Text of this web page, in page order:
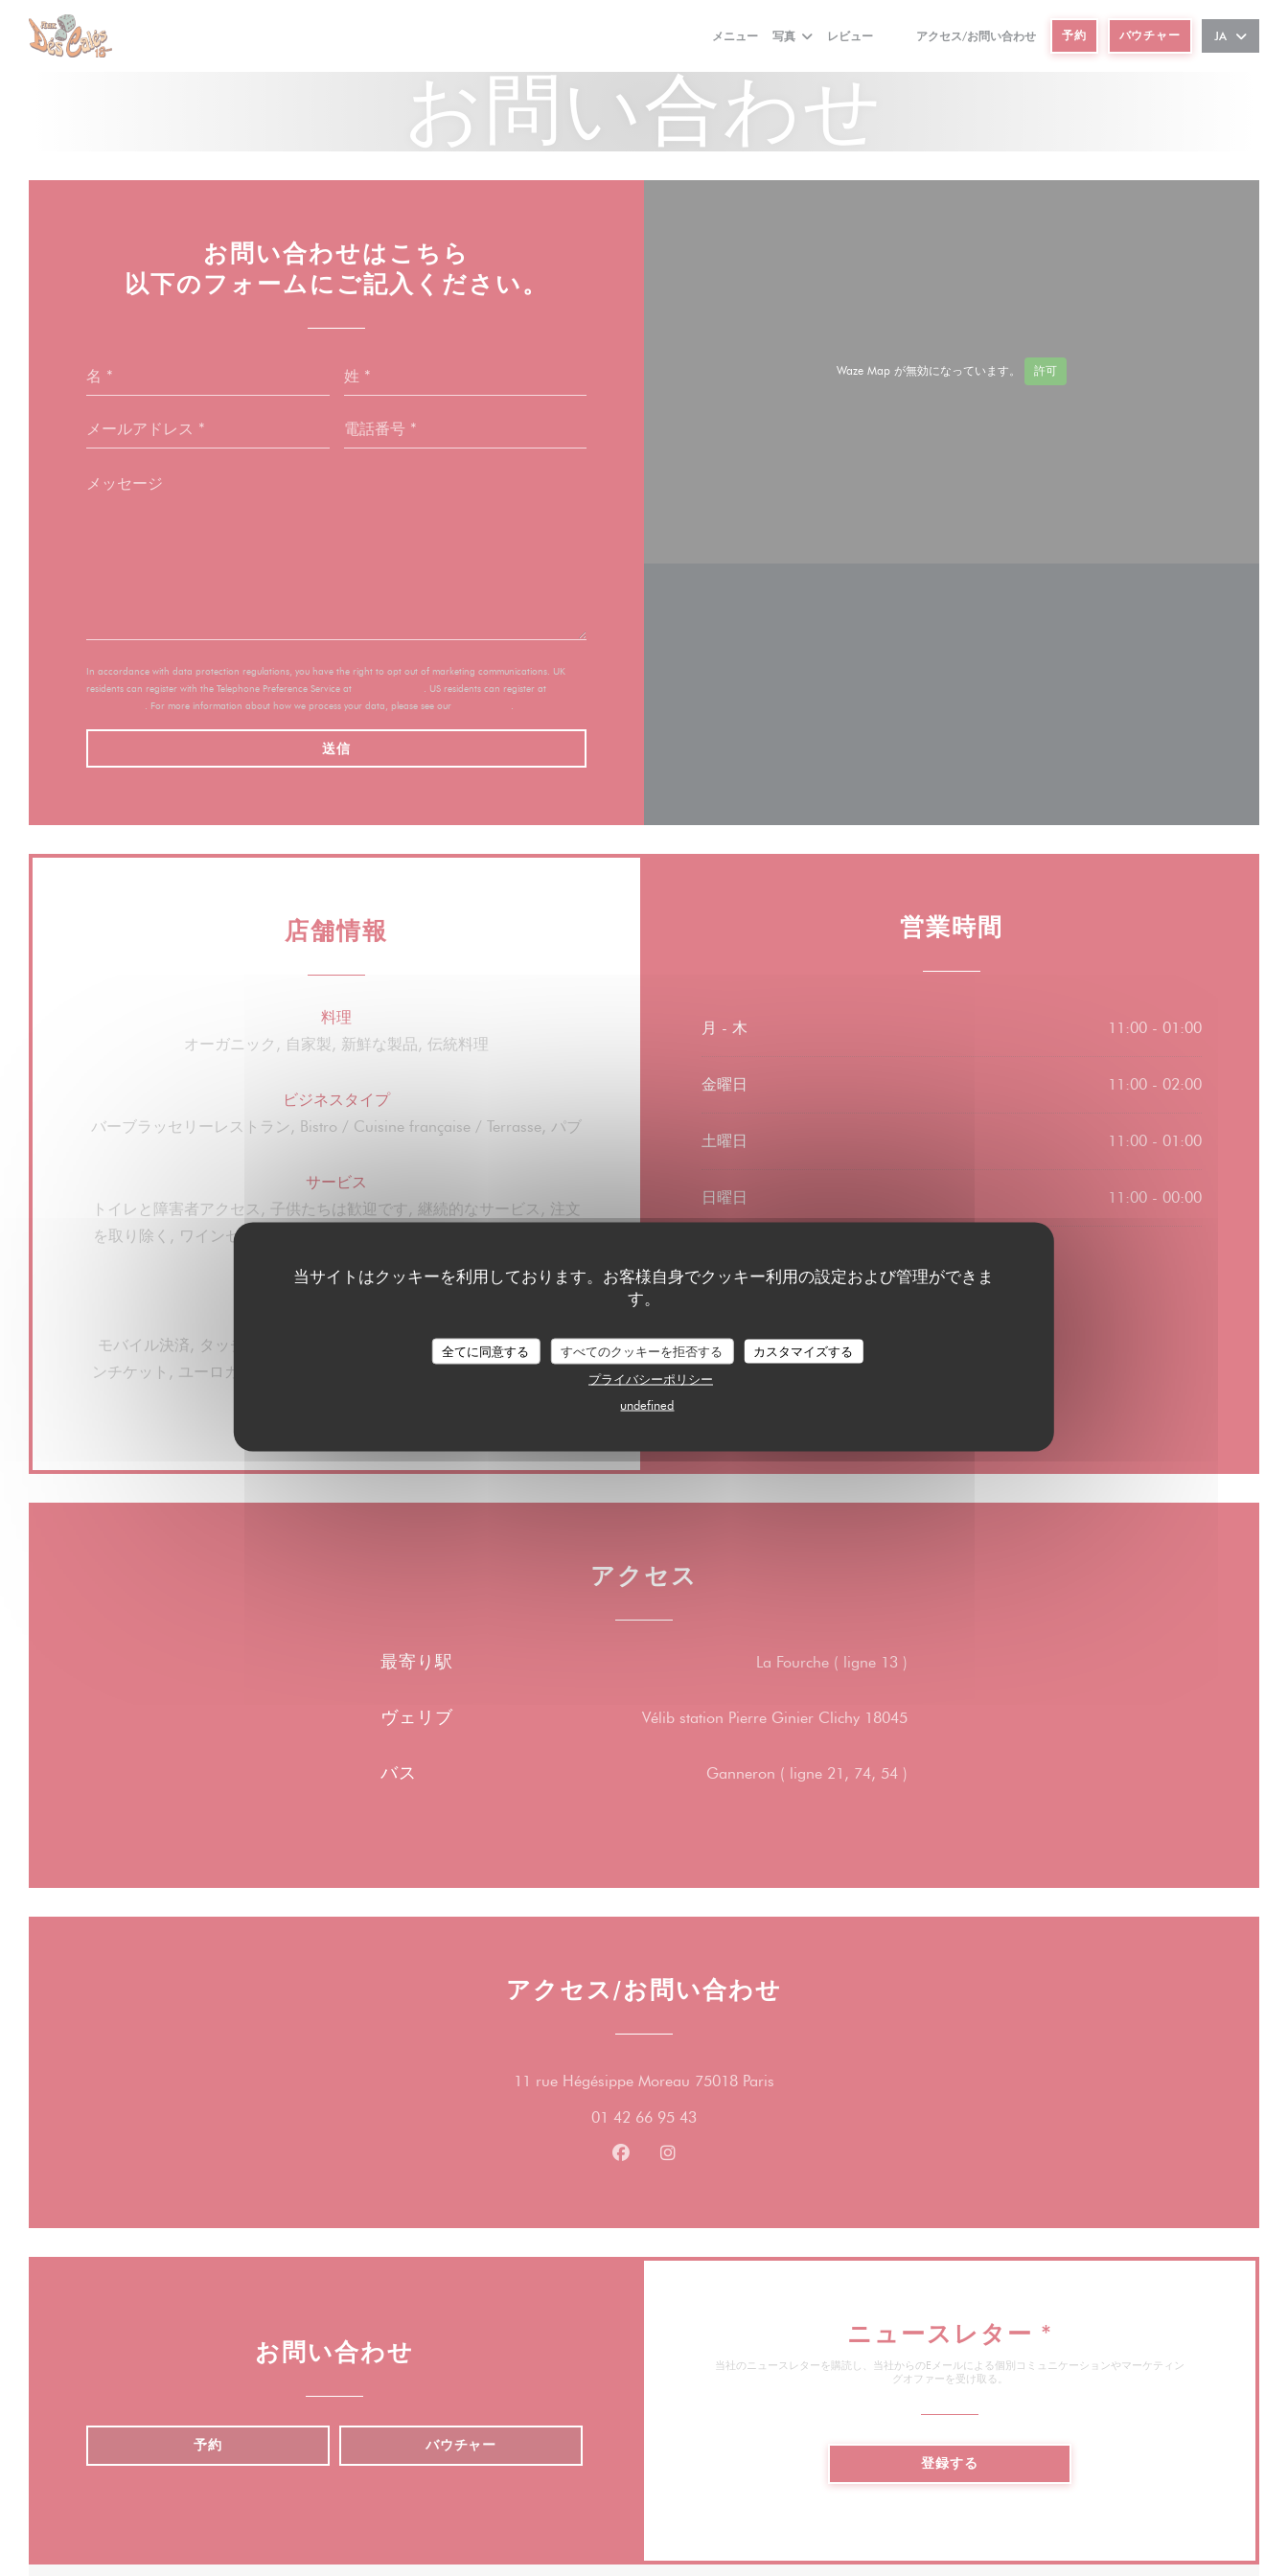
クッキー利用の管理について
当サイトはクッキーを利用しております。お客様自身でクッキー利用の設定および管理ができま
す。
全てに同意する すべてのクッキーを拒否する
カスタマイズする
プライバシーポリシー
undefined
メニュー 写真 レビュー
((新しいウィンドウで開きます))
((新しいウィンドウで開きます))
アクセス/お問い合わせ 予約 バウチャー JA
お問い合わせ
お問い合わせはこちら
以下のフォームにご記入ください。
In accordance with data protection regulations, you have the right to opt out of marketing communications. UK
residents can register with the Telephone Preference Service at
. US residents can register at
. For more information about how we process your data, please see our .
Waze Map が無効になっています。 許可
店舗情報
料理
オーガニック, 自家製, 新鮮な製品, 伝統料理
ビジネスタイプ
バーブラッセリーレストラン, Bistro / Cuisine française / Terrasse, パブ
サービス
トイレと障害者アクセス, 子供たちは歓迎です, 継続的なサービス, 注文
を取り除く, ワインセールス, 離れて, 貸し切り, バリアフリーアクセス,
モバイル決済, タッチ決済 クレジットカード, アップルペイ, レストラ
ンチケット, ユーロカード /マスターカード, 現金, ビザ, チェック, カル
営業時間
月 - 木 11:00 - 01:00
金曜日 11:00 - 02:00
土曜日 11:00 - 01:00
日曜日 11:00 - 00:00
アクセス
最寄り駅 La Fourche ( ligne 13 )
ヴェリブ Vélib station Pierre Ginier Clichy 18045
バス Ganneron ( ligne 21, 74, 54 )
アクセス/お問い合わせ
11 rue Hégésippe Moreau 75018 Paris
01 42 66 95 43
Facebook ((新しいウィンドウで開きます))
Instagram ((新しいウィンドウで開きます))
お問い合わせ
予約 バウチャー
ニュースレター *
当社のニュースレターを購読し、当社からのEメールによる個別コミュニケーションやマーケティン
グオファーを受け取る。
登録する